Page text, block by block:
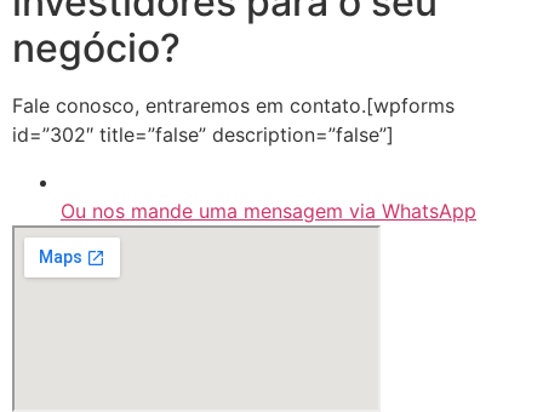
negócio?
Fale conosco, entraremos em contato.[wpforms
id=”302″ title=”false” description=”false”]
Ou nos mande uma mensagem via WhatsApp